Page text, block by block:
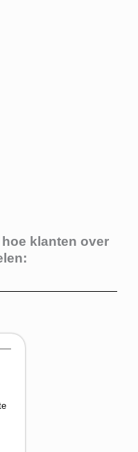
klanten over